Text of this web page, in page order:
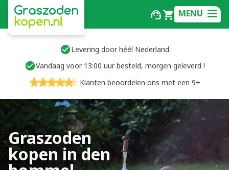
MENU
Levering door héél Nederland
Vandaag voor 13:00 uur besteld, morgen geleverd !
Klanten beoordelen ons met een 9+
Graszoden
kopen in den